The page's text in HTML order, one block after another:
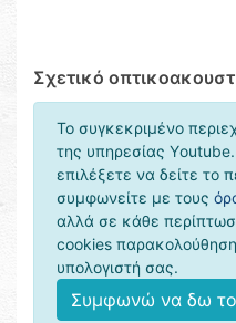
Σχετικό
Το συγκεκριμένο
της υπηρεσίας
επιλέξετε να δείτε το
συμφωνείτε με τους
αλλά σε κάθε
cookies
υπολογιστή σας.
Συμφωνώ να δω το